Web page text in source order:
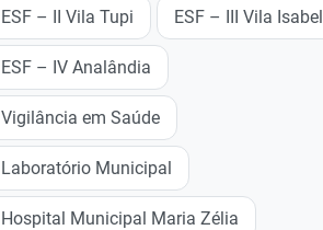
ESF – II Vila Tupi ESF – III Vila Isabel
ESF – IV Analândia
Vigilância em Saúde
Laboratório Municipal
Hospital Municipal Maria Zélia